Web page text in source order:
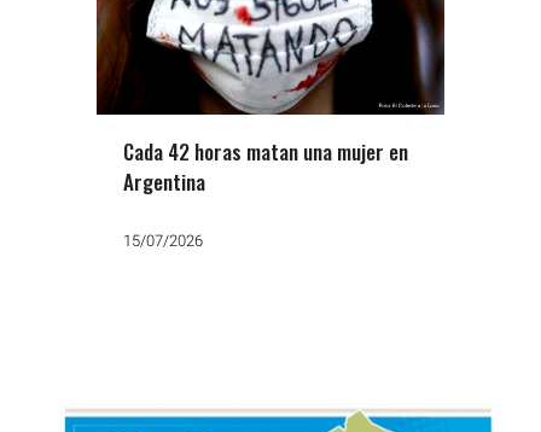
Cada 42 horas matan una mujer en
Argentina
15/07/2026